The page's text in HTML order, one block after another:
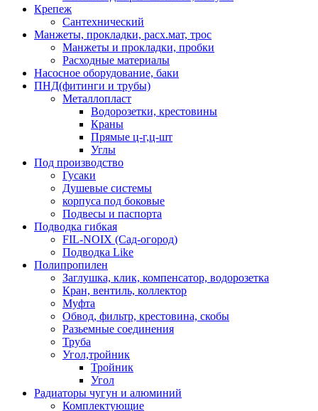
Крепеж
Сантехнический
Манжеты, прокладки, расх.мат, трос
Манжеты и прокладки, пробки
Расходные материалы
Насосное оборудование, баки
ПНД(фитинги и трубы)
Металлопласт
Водорозетки, крестовины
Краны
Прямые ц-г,ц-шт
Углы
Под производство
Гусаки
Душевые системы
корпуса под боковые
Подвесы и паспорта
Подводка гибкая
FIL-NOIX (Сад-огород)
Подводка Like
Полипропилен
Заглушка, клик, компенсатор, водорозетка
Кран, вентиль, коллектор
Муфта
Обвод, фильтр, крестовина, скобы
Разьемные соединения
Труба
Угол,тройник
Тройник
Угол
Радиаторы чугун и алюминий
Комплектующие